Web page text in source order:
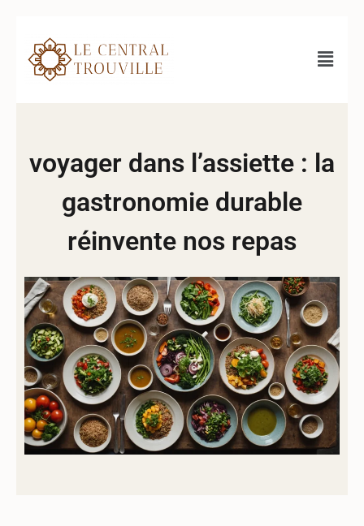
voyager dans l’assiette : la
gastronomie durable
réinvente nos repas